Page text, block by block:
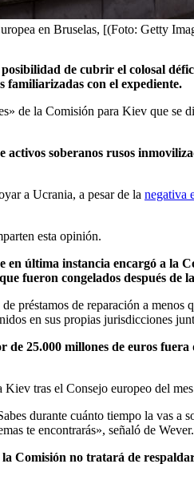
en Bruselas, [(Foto: Getty
de cubrir el colosal
familiarizadas con el expediente.
de la Comisión para Kiev que se
soberanos rusos
a Ucrania, a pesar de la negativa
esta opinión.
última instancia encargó a la
fueron congelados después de
préstamos de reparación a
en sus propias jurisdicciones
de 25.000 millones de euros
tras el Consejo europeo del mes
durante cuánto tiempo la vas a
te encontrarás», señaló de Wever.
Comisión no tratará de